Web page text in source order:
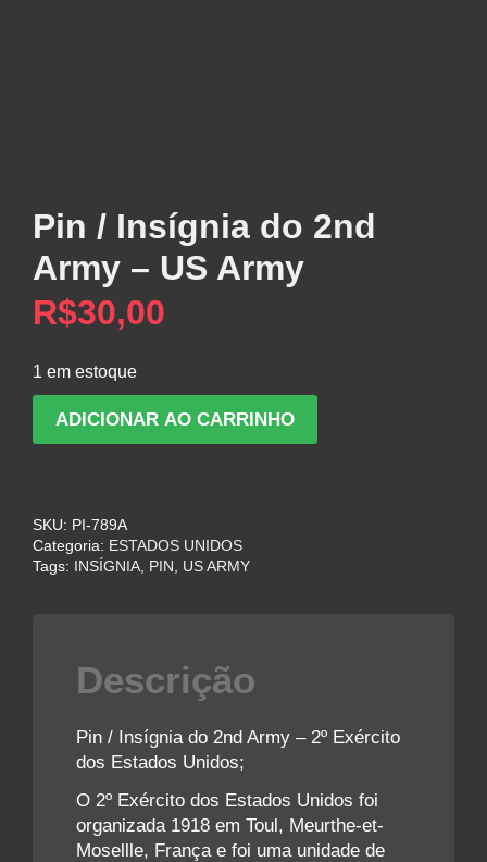
Pin / Insígnia do 2nd
Army – US Army
R$30,00
1 em estoque
Army
-
US
ADICIONAR AO CARRINHO
SKU: PI-789A
Categoria: ESTADOS UNIDOS
Tags:
INSÍGNIA PIN US ARMY
Descrição
Pin / Insígnia do 2nd Army – 2º Exército
dos Estados Unidos;
O 2º Exército dos Estados Unidos foi
organizada 1918 em Toul, Meurthe-et-
Mosellle, França e foi uma unidade de